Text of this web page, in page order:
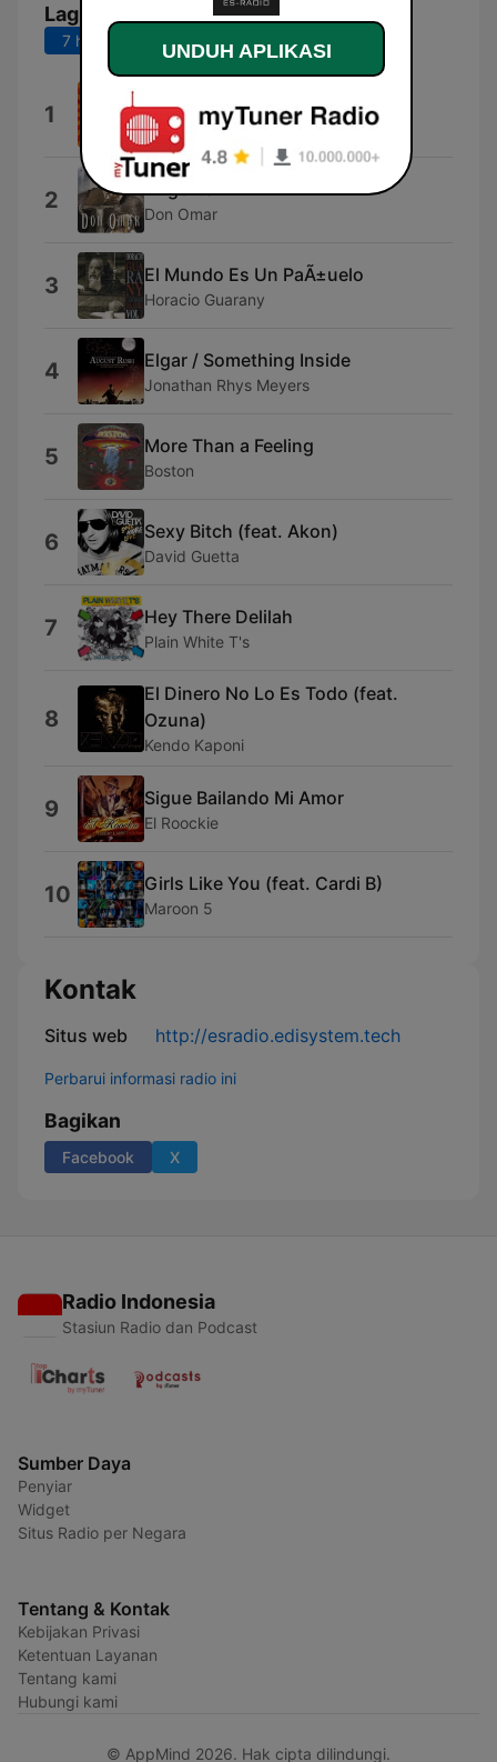
Lagu Teratas
7 hari terakhir 30 hari terakhir
1 Mega Mezcla (feat. Omega)
Alex Sensation
2 Angelito
Don Omar
3 El Mundo Es Un PaÃ±uelo
Horacio Guarany
4 Elgar / Something Inside
Jonathan Rhys Meyers
5 More Than a Feeling
Boston
6 Sexy Bitch (feat. Akon)
David Guetta
7 Hey There Delilah
Plain White T's
8
El Dinero No Lo Es Todo (feat.
Ozuna)
Kendo Kaponi
9 Sigue Bailando Mi Amor
El Roockie
10 Girls Like You (feat. Cardi B)
Maroon 5
Kontak
Situs web http://esradio.edisystem.tech
Perbarui informasi radio ini
Bagikan
Facebook X
Radio Indonesia
Stasiun Radio dan Podcast
Sumber Daya
Penyiar
Widget
Situs Radio per Negara
Tentang & Kontak
Kebijakan Privasi
Ketentuan Layanan
Tentang kami
Hubungi kami
© AppMind 2026. Hak cipta dilindungi.
UNDUH APLIKASI